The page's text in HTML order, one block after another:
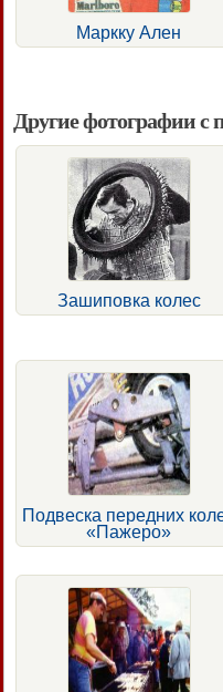
Маркку Ален
Другие фотографии
Зашиповка колес
Подвеска передних
«Пажеро»